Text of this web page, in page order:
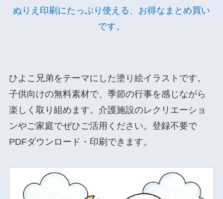
ぬりえ印刷にたっぷり使える、お得なまとめ買い
です。
ひよこ兄弟をテーマにした塗り絵イラストです。
子供向けの無料素材で、季節の行事を感じながら
楽しく取り組めます。介護施設のレクリエーショ
ンやご家庭でぜひご活用ください。登録不要で
PDFダウンロード・印刷できます。